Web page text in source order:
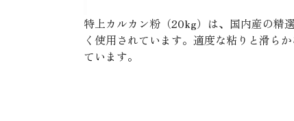
特上カルカン粉（20kg）は、国内産の精
く使用されています。適度な粘りと滑ら
ています。